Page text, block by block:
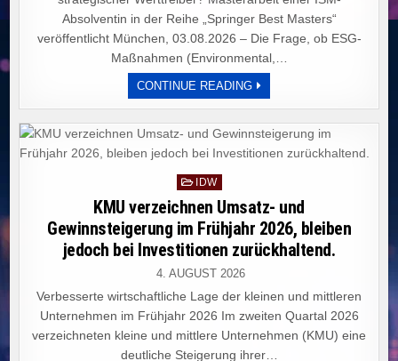
Absolventin in der Reihe „Springer Best Masters“
veröffentlicht München, 03.08.2026 – Die Frage, ob ESG-
Maßnahmen (Environmental,…
CONTINUE READINGMASTERARBEIT
BELEUCHTET:
ESG-
ALS
WERTTREIBER
ODER
Posted
in
IDW
KMU verzeichnen Umsatz- und
Gewinnsteigerung im Frühjahr 2026, bleiben
jedoch bei Investitionen zurückhaltend.
4. AUGUST 2026
Verbesserte wirtschaftliche Lage der kleinen und mittleren
Unternehmen im Frühjahr 2026 Im zweiten Quartal 2026
verzeichneten kleine und mittlere Unternehmen (KMU) eine
deutliche Steigerung ihrer…